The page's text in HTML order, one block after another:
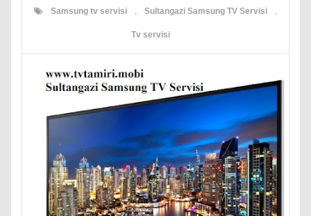
Samsung tv servisi Sultangazi Samsung TV Servisi
Tv servisi